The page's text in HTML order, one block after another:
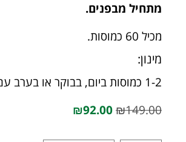
מתחיל מבפנים.
מכיל 60 כמוסות.
מינון:
1-2 כמוסות ביום, בבוקר או בערב עם הארוחה.
₪149.00
₪92.00